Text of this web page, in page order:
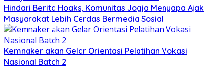
Hindari Berita Hoaks, Komunitas Jogja Menyapa Ajak
Masyarakat Lebih Cerdas Bermedia Sosial
Kemnaker akan Gelar Orientasi Pelatihan Vokasi
Nasional Batch 2